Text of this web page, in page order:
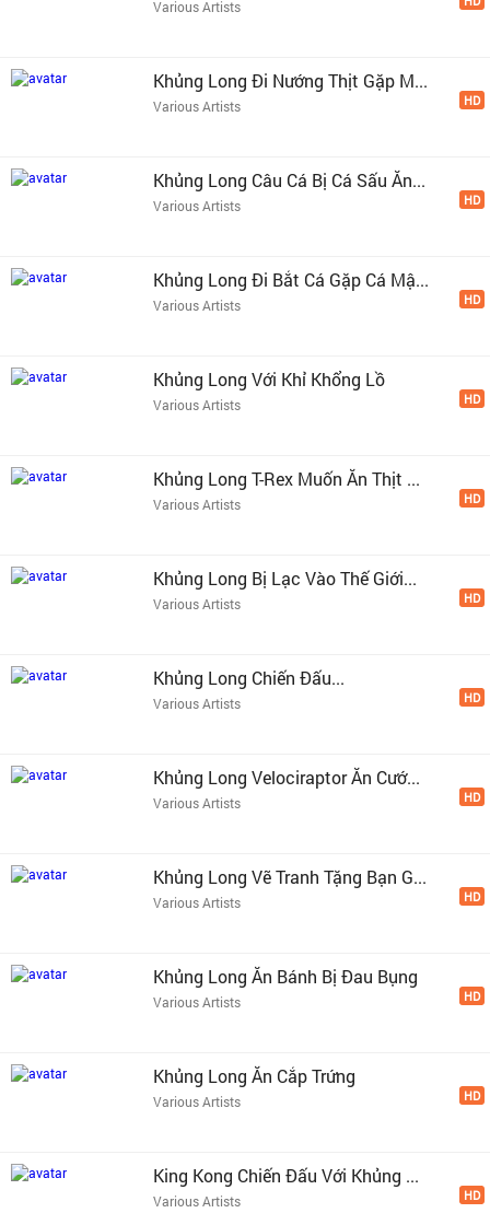
Various Artists
Khủng Long Đi Nướng Thịt Gặp M...
Various Artists HD
Khủng Long Câu Cá Bị Cá Sấu Ăn...
Various Artists HD
Khủng Long Đi Bắt Cá Gặp Cá Mậ...
Various Artists HD
Khủng Long Với Khỉ Khổng Lồ
Various Artists HD
Khủng Long T-Rex Muốn Ăn Thịt ...
Various Artists HD
Khủng Long Bị Lạc Vào Thế Giới...
Various Artists HD
Khủng Long Chiến Đấu...
Various Artists HD
Khủng Long Velociraptor Ăn Cướ...
Various Artists HD
Khủng Long Vẽ Tranh Tặng Bạn G...
Various Artists HD
Khủng Long Ăn Bánh Bị Đau Bụng
Various Artists HD
Khủng Long Ăn Cắp Trứng
Various Artists HD
King Kong Chiến Đấu Với Khủng ...
Various Artists HD